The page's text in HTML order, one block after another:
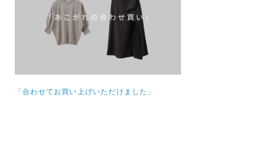
「合わせてお買い上げいただけました」